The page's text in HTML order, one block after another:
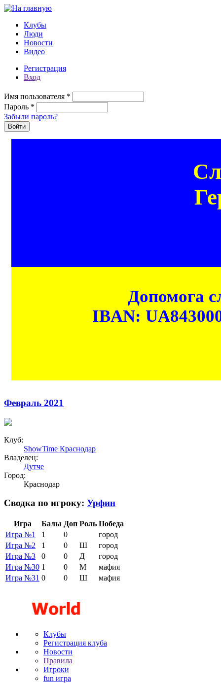
Перейти к основному содержанию
Клубы
Люди
Новости
Видео
Регистрация
Вход
Имя пользователя *
Пароль *
Забыли пароль?
Допомога
IBAN:
Февраль 2021
Клуб:
ShowTime Краснодар
Владелец:
Дутче
Город:
Краснодар
Сводка по игроку: Урфин
Игра Балы Доп Роль Победа
Игра №1
1 0
город
Игра №2
1 0 Ш
город
Игра №3
0 0 Д
город
Игра №30 1 0 М
мафия
Игра №31 0 0 Ш мафия
Клубы
Регистрация клуба
Новости
Правила
Игроки
fun игра